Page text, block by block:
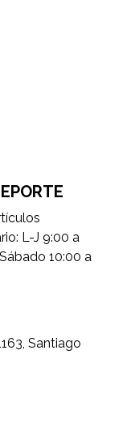
L-J 9:00 a
10:00 a
Santiago